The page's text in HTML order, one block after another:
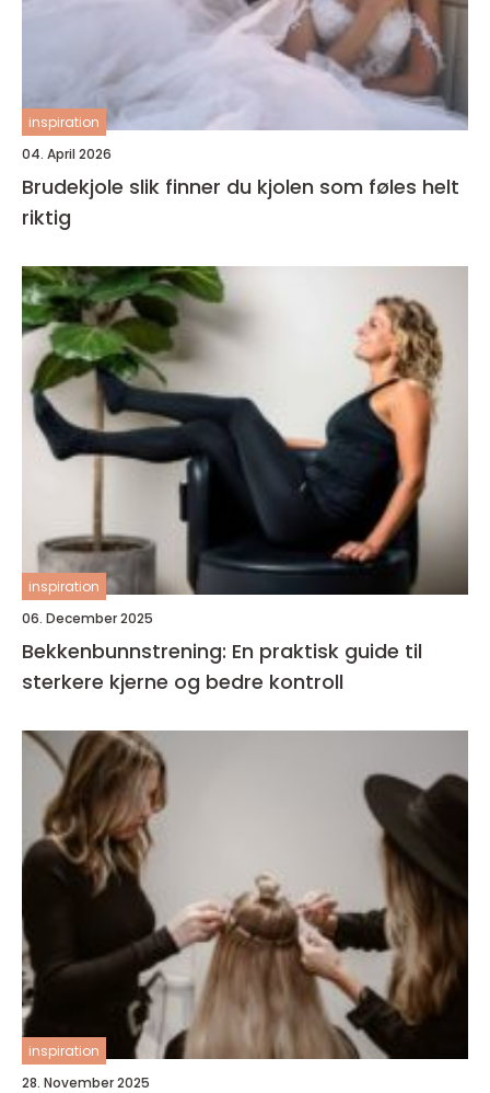
inspiration
04. April 2026
Brudekjole slik finner du kjolen som føles helt
riktig
inspiration
06. December 2025
Bekkenbunnstrening: En praktisk guide til
sterkere kjerne og bedre kontroll
inspiration
28. November 2025